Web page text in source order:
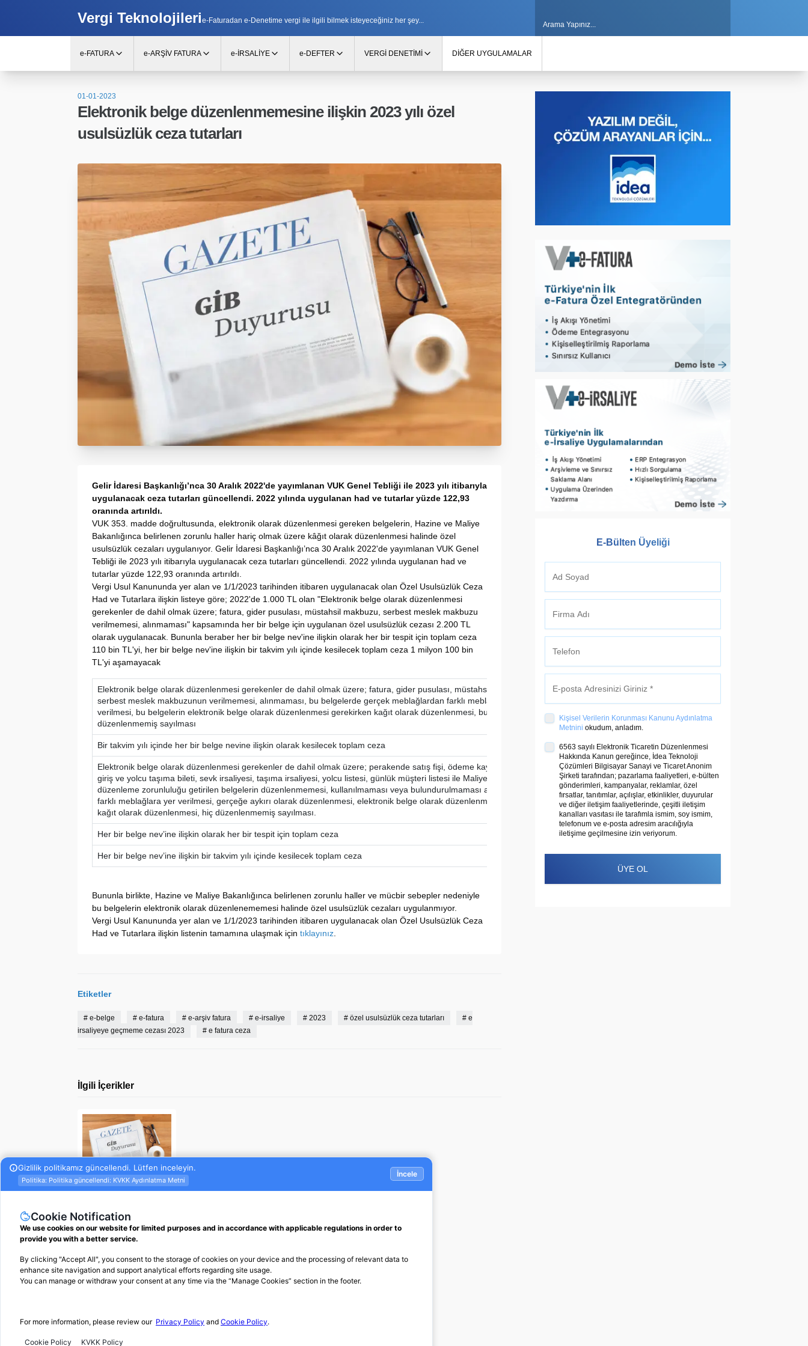
Vergi Teknolojilerie-Faturadan e-Denetime vergi ile ilgili bilmek isteyeceğiniz her şey...
e-FATURA e-ARŞİV FATURA e-İRSALİYE e-DEFTER VERGİ DENETİMİ DİĞER UYGULAMALAR
01-01-2023
Elektronik belge düzenlenmemesine ilişkin 2023 yılı özel
usulsüzlük ceza tutarları
Gelir İdaresi Başkanlığı’nca 30 Aralık 2022'de yayımlanan VUK Genel Tebliği ile 2023 yılı itibarıyla
uygulanacak ceza tutarları güncellendi. 2022 yılında uygulanan had ve tutarlar yüzde 122,93
oranında artırıldı.
VUK 353. madde doğrultusunda, elektronik olarak düzenlenmesi gereken belgelerin, Hazine ve Maliye
Bakanlığınca belirlenen zorunlu haller hariç olmak üzere kâğıt olarak düzenlenmesi halinde özel
usulsüzlük cezaları uygulanıyor. Gelir İdaresi Başkanlığı’nca 30 Aralık 2022'de yayımlanan VUK Genel
Tebliği ile 2023 yılı itibarıyla uygulanacak ceza tutarları güncellendi. 2022 yılında uygulanan had ve
tutarlar yüzde 122,93 oranında artırıldı.
Vergi Usul Kanununda yer alan ve 1/1/2023 tarihinden itibaren uygulanacak olan Özel Usulsüzlük Ceza
Had ve Tutarlara ilişkin listeye göre; 2022'de 1.000 TL olan "Elektronik belge olarak düzenlenmesi
gerekenler de dahil olmak üzere; fatura, gider pusulası, müstahsil makbuzu, serbest meslek makbuzu
verilmemesi, alınmaması" kapsamında her bir belge için uygulanan özel usulsüzlük cezası 2.200 TL
olarak uygulanacak. Bununla beraber her bir belge nev'ine ilişkin olarak her bir tespit için toplam ceza
110 bin TL'yi, her bir belge nev'ine ilişkin bir takvim yılı içinde kesilecek toplam ceza 1 milyon 100 bin
TL'yi aşamayacak
Elektronik belge olarak düzenlenmesi gerekenler de dahil olmak üzere; fatura, gider pusulası, müstahsil makbuzu,
serbest meslek makbuzunun verilmemesi, alınmaması, bu belgelerde gerçek meblağlardan farklı meblağlara yer
verilmesi, bu belgelerin elektronik belge olarak düzenlenmesi gerekirken kağıt olarak düzenlenmesi, bu belgelerin hiç
düzenlenmemiş sayılması
2.200 TL
Bir takvim yılı içinde her bir belge nevine ilişkin olarak kesilecek toplam ceza 1.100.000 TL
Elektronik belge olarak düzenlenmesi gerekenler de dahil olmak üzere; perakende satış fişi, ödeme kaydedici cihaz fişi,
giriş ve yolcu taşıma bileti, sevk irsaliyesi, taşıma irsaliyesi, yolcu listesi, günlük müşteri listesi ile Maliye Bakanlığınca
düzenleme zorunluluğu getirilen belgelerin düzenlenmemesi, kullanılmaması veya bulundurulmaması aslı ile örneğinde
farklı meblağlara yer verilmesi, gerçeğe aykırı olarak düzenlenmesi, elektronik belge olarak düzenlenmesi gerekirken
kağıt olarak düzenlenmesi, hiç düzenlenmemiş sayılması.
2.200 TL
Her bir belge nev’ine ilişkin olarak her bir tespit için toplam ceza 110.000 TL
Her bir belge nev’ine ilişkin bir takvim yılı içinde kesilecek toplam ceza 1.100.000 TL
Bununla birlikte, Hazine ve Maliye Bakanlığınca belirlenen zorunlu haller ve mücbir sebepler nedeniyle
bu belgelerin elektronik olarak düzenlenememesi halinde özel usulsüzlük cezaları uygulanmıyor.
Vergi Usul Kanununda yer alan ve 1/1/2023 tarihinden itibaren uygulanacak olan Özel Usulsüzlük Ceza
Had ve Tutarlara ilişkin listenin tamamına ulaşmak için tıklayınız
Etiketler
# e-belge # e-fatura # e-arşiv fatura # e-irsaliye # 2023 # özel usulsüzlük ceza tutarları # e
irsaliyeye geçmeme cezası 2023
# e fatura ceza
İlgili İçerikler
18-07-2022
usulsüzlük ceza
tutarları güncellendi
E-Bülten Üyeliği
Kişisel Verilerin Korunması Kanunu Aydınlatma
Metnini okudum, anladım.
6563 sayılı Elektronik Ticaretin Düzenlenmesi
Hakkında Kanun gereğince, İdea Teknoloji
Çözümleri Bilgisayar Sanayi ve Ticaret Anonim
Şirketi tarafından; pazarlama faaliyetleri, e-bülten
gönderimleri, kampanyalar, reklamlar, özel
fırsatlar, tanıtımlar, açılışlar, etkinlikler, duyurular
ve diğer iletişim faaliyetlerinde, çeşitli iletişim
kanalları vasıtası ile tarafımla ismim, soy ismim,
telefonum ve e-posta adresim aracılığıyla
iletişime geçilmesine izin veriyorum.
ÜYE OL